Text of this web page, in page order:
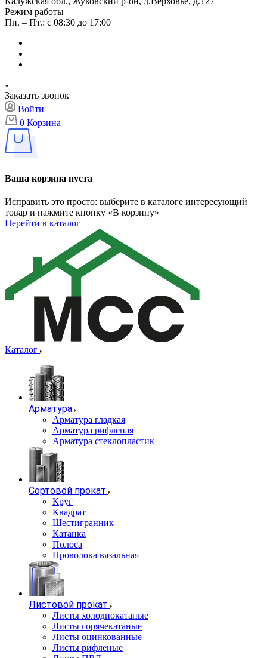
Режим работы
Пн. – Пт.: с 08:30 до 17:00
Заказать звонок
Войти
0 Корзина
Ваша корзина пуста
Исправить это просто: выберите в каталоге интересующий
товар и нажмите кнопку «В корзину»
Перейти в каталог
Каталог
Арматура
Арматура гладкая
Арматура рифленая
Арматура стеклопластик
Сортовой прокат
Круг
Квадрат
Шестигранник
Катанка
Полоса
Проволока вязальная
Листовой прокат
Листы холоднокатаные
Листы горячекатаные
Листы оцинкованные
Листы рифленые